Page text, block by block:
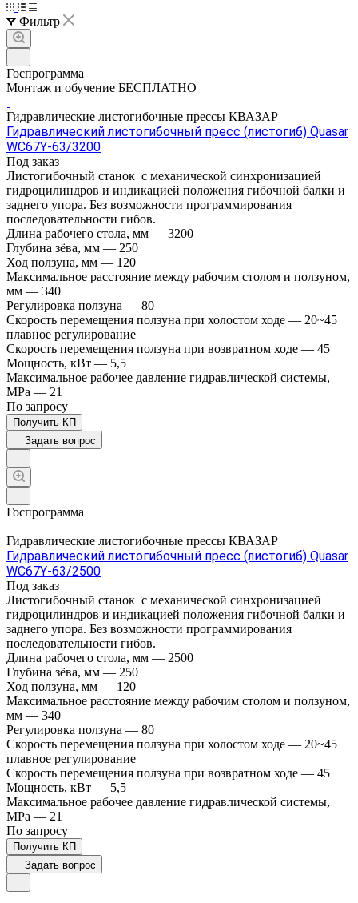
Фильтр
Госпрограмма
Монтаж и обучение БЕСПЛАТНО
Гидравлические листогибочные прессы КВАЗАР
Гидравлический листогибочный пресс (листогиб) Quasar
WC67Y-63/3200
Под заказ
Листогибочный станок с механической синхронизацией
гидроцилиндров и индикацией положения гибочной балки и
заднего упора. Без возможности программирования
последовательности гибов.
Длина рабочего стола, мм — 3200
Глубина зёва, мм — 250
Ход ползуна, мм — 120
Максимальное расстояние между рабочим столом и ползуном,
мм — 340
Регулировка ползуна — 80
Скорость перемещения ползуна при холостом ходе — 20~45
плавное регулирование
Скорость перемещения ползуна при возвратном ходе — 45
Мощность, кВт — 5,5
Максимальное рабочее давление гидравлической системы,
MPa — 21
По запросу
Получить КП
Задать вопрос
Госпрограмма
Гидравлические листогибочные прессы КВАЗАР
Гидравлический листогибочный пресс (листогиб) Quasar
WC67Y-63/2500
Под заказ
Листогибочный станок с механической синхронизацией
гидроцилиндров и индикацией положения гибочной балки и
заднего упора. Без возможности программирования
последовательности гибов.
Длина рабочего стола, мм — 2500
Глубина зёва, мм — 250
Ход ползуна, мм — 120
Максимальное расстояние между рабочим столом и ползуном,
мм — 340
Регулировка ползуна — 80
Скорость перемещения ползуна при холостом ходе — 20~45
плавное регулирование
Скорость перемещения ползуна при возвратном ходе — 45
Мощность, кВт — 5,5
Максимальное рабочее давление гидравлической системы,
MPa — 21
По запросу
Получить КП
Задать вопрос